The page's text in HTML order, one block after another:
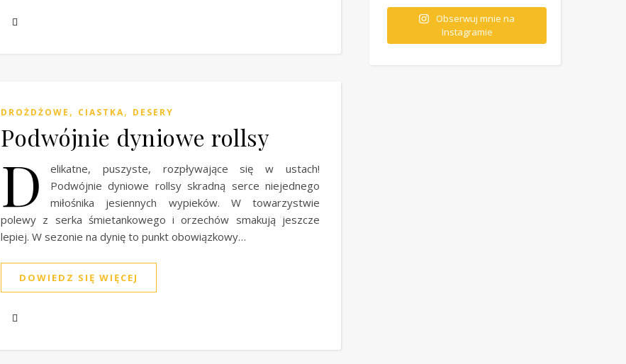
DROŻDŻOWE , CIASTKA, DESERY
Podwójnie dyniowe rollsy
D
elikatne, puszyste, rozpływające się w ustach!
Podwójnie dyniowe rollsy skradną serce niejednego
miłośnika jesiennych wypieków. W towarzystwie
polewy z serka śmietankowego i orzechów smakują jeszcze
lepiej. W sezonie na dynię to punkt obowiązkowy…
DOWIEDZ SIĘ WIĘCEJ
Obserwuj mnie na
Instagramie